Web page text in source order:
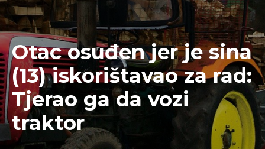
Otac osuđen jer je sina
(13) iskorištavao za rad:
Tjerao ga da vozi
traktor